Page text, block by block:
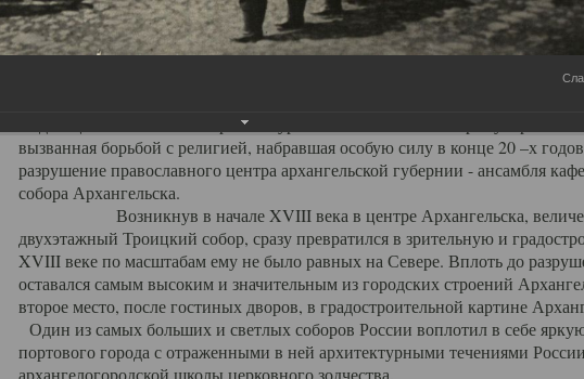
Свято-Троицкий собор Архангельска
23.12.2015
Сегодня мы можем говорить, что Архангельск в большей мере, чем другие
пострадал от целенаправленных систематических разрушений, в
выдающихся памятников архитектуры. Больше всего по старому
вызванная борьбой с религией, набравшая особую силу в конце 20 –х
разрушение православного центра архангельской губернии - ансамбля
собора Архангельска.
Возникнув в начале XVIII века в центре Архангельска,
двухэтажный Троицкий собор, сразу превратился в зрительную и
XVIII веке по масштабам ему не было равных на Севере. Вплоть до
оставался самым высоким и значительным из городских строений
второе место, после гостиных дворов, в градостроительной картине
Один из самых больших и светлых соборов России воплотил в себе
портового города с отраженными в ней архитектурными течениями
архангелогородской школы церковного зодчества.